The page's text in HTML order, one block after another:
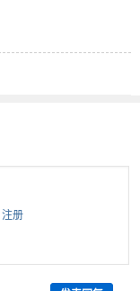
|注册